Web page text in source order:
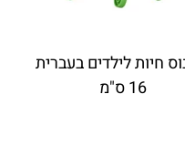
חיות לילדים בעברית
16 ס"מ